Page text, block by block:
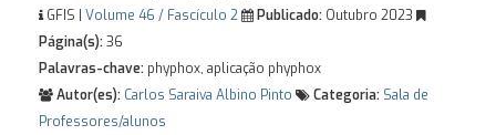
GFIS | Volume 46 / Fascículo 2 Publicado: Outubro 2023
Página(s):36
Palavras-chave: phyphox, aplicação phyphox
Autor(es): Carlos Saraiva Albino Pinto Categoria: Sala de
Professores/alunos